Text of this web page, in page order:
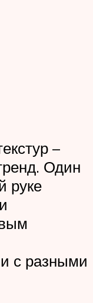
–
Один
руке
с разными